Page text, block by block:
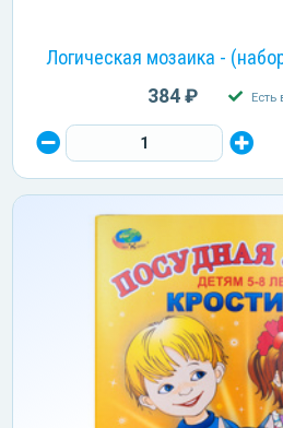
Логическая мозаика -
384 ₽ Есть